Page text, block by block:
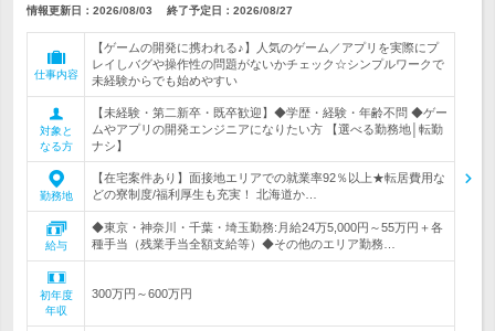
情報更新日：2026/08/03 終了予定日： 2026/08/27
仕事内容
【ゲームの開発に携われる♪】人気のゲーム／アプリを実際にプ
レイしバグや操作性の問題がないかチェック☆シンプルワークで
未経験からでも始めやすい
対象と
なる方
【未経験・第二新卒・既卒歓迎】◆学歴・経験・年齢不問 ◆ゲー
ムやアプリの開発エンジニアになりたい方 【選べる勤務地│転勤
ナシ】
勤務地
【在宅案件あり】面接地エリアでの就業率92％以上★転居費用な
どの寮制度/福利厚生も充実！ 北海道か…
給与
◆東京・神奈川・千葉・埼玉勤務:月給24万5,000円～55万円＋各
種手当（残業手当全額支給等）◆その他のエリア勤務…
初年度
年収
300万円～600万円